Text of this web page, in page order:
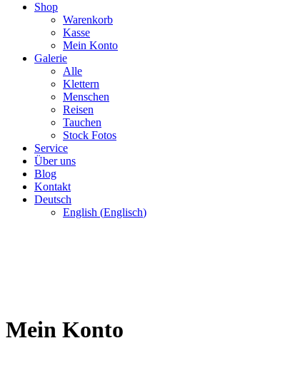
Shop
Warenkorb
Kasse
Mein Konto
Galerie
Alle
Klettern
Menschen
Reisen
Tauchen
Stock Fotos
Service
Über uns
Blog
Kontakt
Deutsch
English (Englisch)
Mein Konto